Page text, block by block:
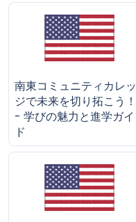
南東コミュニティカレッ
ジで未来を切り拓こう！
- 学びの魅力と進学ガイ
ド